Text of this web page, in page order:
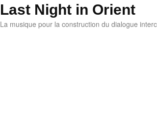
Last Night in Orient
La musique pour la construction du dialogue